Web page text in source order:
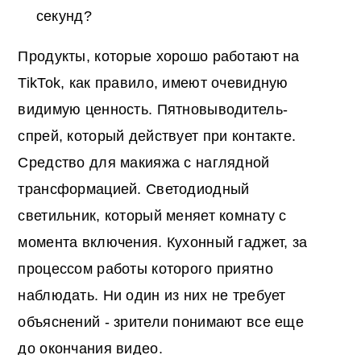
секунд?
Продукты, которые хорошо работают на
TikTok, как правило, имеют очевидную
видимую ценность. Пятновыводитель-
спрей, который действует при контакте.
Средство для макияжа с наглядной
трансформацией. Светодиодный
светильник, который меняет комнату с
момента включения. Кухонный гаджет, за
процессом работы которого приятно
наблюдать. Ни один из них не требует
объяснений - зрители понимают все еще
до окончания видео.